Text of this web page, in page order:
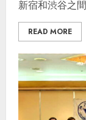
新宿和渋谷之
READ MORE